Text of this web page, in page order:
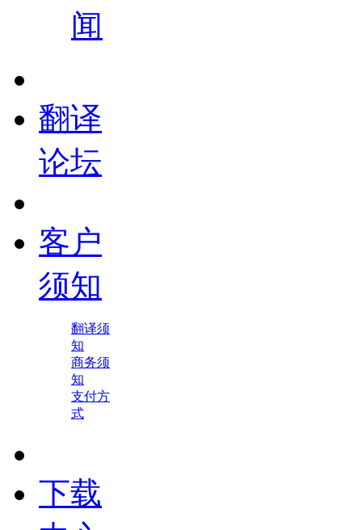
闻
翻译
论坛
客户
须知
翻译须
知
商务须
知
支付方
式
下载